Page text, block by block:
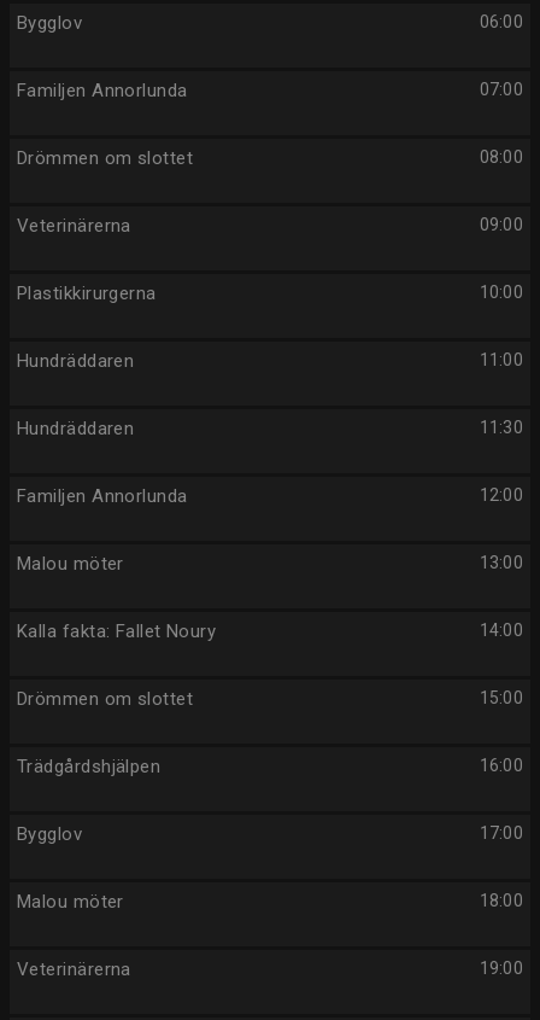
06:00
Bygglov
07:00
Familjen Annorlunda
08:00
Drömmen om slottet
09:00
Veterinärerna
10:00
Plastikkirurgerna
11:00
Hundräddaren
11:30
Hundräddaren
12:00
Familjen Annorlunda
13:00
Malou möter
14:00
Kalla fakta: Fallet Noury
15:00
Drömmen om slottet
16:00
Trädgårdshjälpen
17:00
Bygglov
18:00
Malou möter
19:00
Veterinärerna